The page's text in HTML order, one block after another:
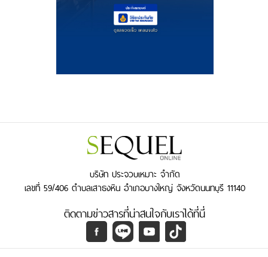
บริษัท ประจวบเหมาะ จำกัด
เลขที่ 59/406 ตำบลเสาธงหิน อำเภอบางใหญ่ จังหวัดนนทบุรี 11140
ติดตามข่าวสารที่น่าสนใจกับเราได้ที่นี่